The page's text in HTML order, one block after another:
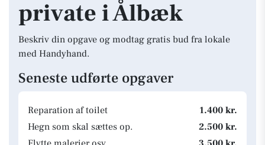
private i Ålbæk
Beskriv din opgave og modtag gratis bud fra lokale
med Handyhand.
Seneste udførte opgaver
Reparation af toilet
1.400 kr.
Hegn som skal sættes op.
2.500 kr.